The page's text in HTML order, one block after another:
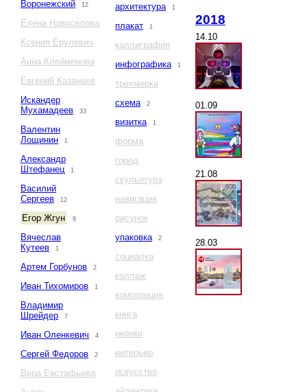
Воронежский
12
Елена Новоселова
Ксения Ерулевич
Анна Клейменова
Евгений Казанцев
Искандер
Мухамадеев
33
Валентин
Лощинин
1
Александр
Штефанец
1
Василий
Сергеев
12
Егор Жгун 8
Вячеслав
Кутеев
1
Артем Горбунов 2
Иван Тихомиров 1
Владимир
Шрейдер
7
Иван Оленкевич 4
Сергей Федоров 2
Вера Евстафьева
архитектура
1
плакат 1
каллиграфия
инфографика
1
трехмерка
схема
2
визитка 1
форма
город
скульптура
навигация
рисунок
упаковка
2
социалка
коллаж
композиция
книга
иконки
интерьер
искусство
2018
14.10
01.09
21.08
28.03